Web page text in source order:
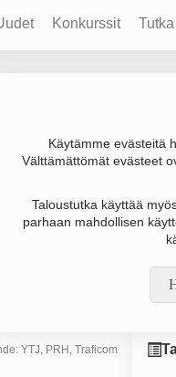
Konkurssit Tutka
Käytämme evästeitä
Välttämättömät evästeet
Taloustutka käyttää
parhaan mahdollisen
Oy
000 € ja tulos 38
yhtiömuoto
Järvelän
YTJ, PRH, Traficom